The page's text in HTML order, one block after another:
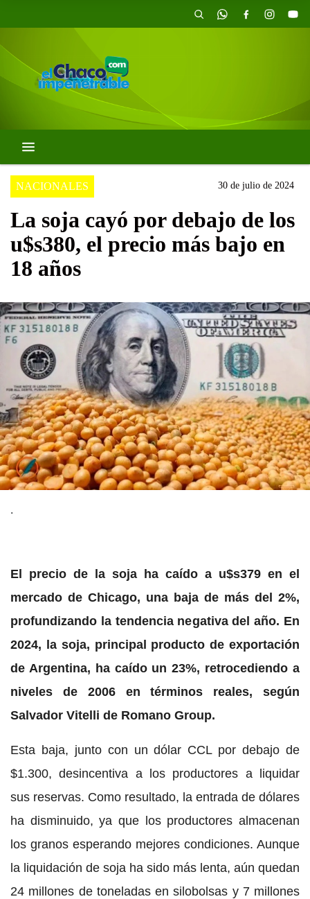
NACIONALES 30 de julio de 2024
La soja cayó por debajo de los
u$s380, el precio más bajo en
18 años
.
El precio de la soja ha caído a u$s379 en el
mercado de Chicago, una baja de más del 2%,
profundizando la tendencia negativa del año. En
2024, la soja, principal producto de exportación
de Argentina, ha caído un 23%, retrocediendo a
niveles de 2006 en términos reales, según
Salvador Vitelli de Romano Group.
Esta baja, junto con un dólar CCL por debajo de
$1.300, desincentiva a los productores a liquidar
sus reservas. Como resultado, la entrada de dólares
ha disminuido, ya que los productores almacenan
los granos esperando mejores condiciones. Aunque
la liquidación de soja ha sido más lenta, aún quedan
24 millones de toneladas en silobolsas y 7 millones